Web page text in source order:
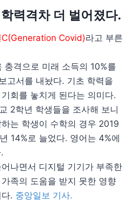
력격차 더 벌어졌다.
C(Generation Covid)라고 부른
충격으로 미래 소득의 10%를
고서를 내놨다. 기초 학력을
회를 놓치게 된다는 의미다.
2학년 학생들을 조사해 보니
는 학생이 수학의 경우 2019
14%로 늘었다. 영어는 4%에
나면서 디지털 기기가 부족한
족의 도움을 받지 못한 영향
. 중앙일보 기사.